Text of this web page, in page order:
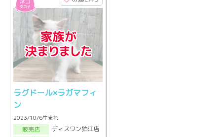
ラグドール×ラガマフィ
ン
2023/10/6生まれ
販売店
ディスワン狛江店